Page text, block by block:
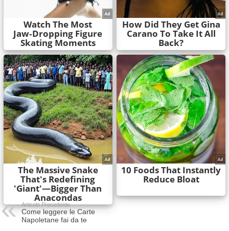
Articolo Precedente
Come leggere le Carte
Napoletane fai da te